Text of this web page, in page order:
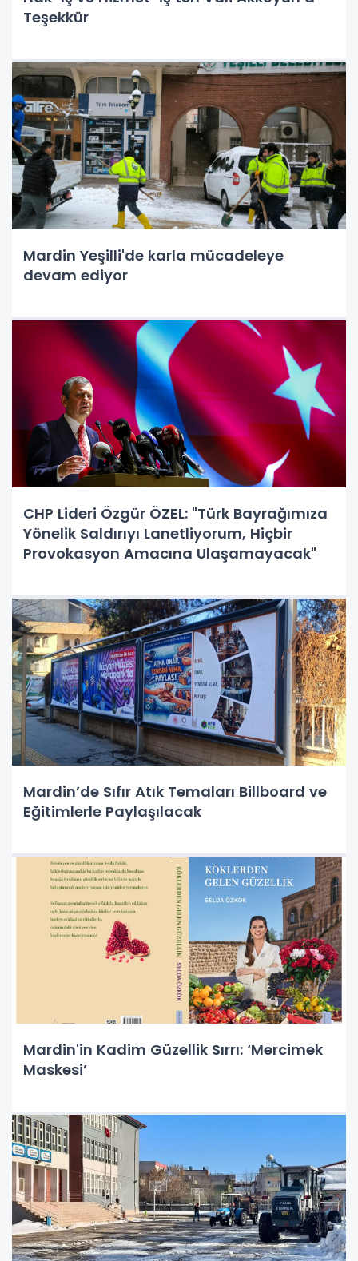
Teşekkür
Mardin Yeşilli'de karla mücadeleye
devam ediyor
CHP Lideri Özgür ÖZEL: "Türk Bayrağımıza
Yönelik Saldırıyı Lanetliyorum, Hiçbir
Provokasyon Amacına Ulaşamayacak"
Mardin’de Sıfır Atık Temaları Billboard ve
Eğitimlerle Paylaşılacak
Mardin'in Kadim Güzellik Sırrı: ‘Mercimek
Maskesi’